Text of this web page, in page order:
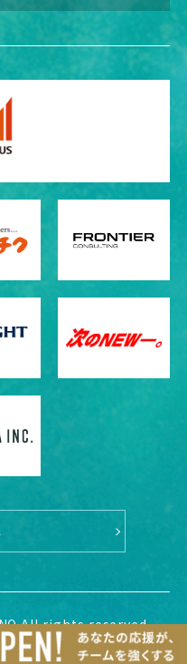
All rights reserved.